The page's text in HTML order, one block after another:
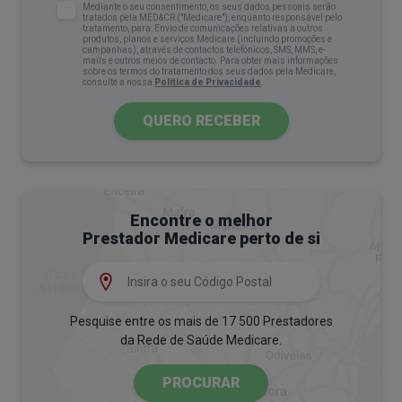
parasitas.
Não se trata apenas de uma aversão geral à
sujidade. Pessoas com esta fobia vivem com uma
preocupação constante em evitar qualquer tipo de
contaminação, como estar em contacto com
frequentemente associado ao transtorno
Além de germofobia, a misofobia também pode
ser referida como: bacilofobia, bacteriofobia e
Mediante o seu consentimento, os seus dados pessoais serão
tratados pela MED&CR ("Medicare"), enquanto responsável pelo
tratamento, para: Envio de comunicações relativas a outros
produtos, planos e serviços Medicare (incluindo promoções e
campanhas), através de contactos telefónicos, SMS, MMS, e-
mails e outros meios de contacto. Para obter mais informações
sobre os termos do tratamento dos seus dados pela Medicare,
consulte a nossa Política de Privacidade
QUERO RECEBER
Encontre o melhor
Prestador Medicare perto de si
Pesquise entre os mais de 17 500 Prestadores
da Rede de Saúde Medicare.
PROCURAR